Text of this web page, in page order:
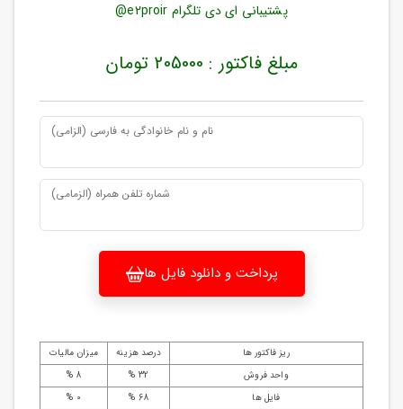
پشتیبانی ای دی تلگرام e2proir@
مبلغ فاکتور : 205000 تومان
نام و نام خانوادگی به فارسی (الزامی)
شماره تلفن همراه (الزمامی)
پرداخت و دانلود فایل ها
ریز فاکتور ها درصد هزینه
میزان مالیات
واحد فروش
32 %
8 %
فایل ها
68 %
0 %